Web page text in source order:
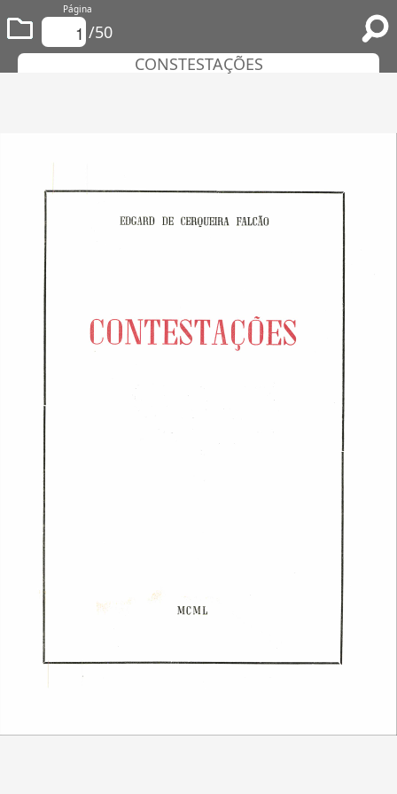
Página
/50
CONSTESTAÇÕES